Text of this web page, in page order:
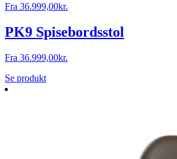
Fra 36.999,00kr.
PK9 Spisebordsstol
Fra 36.999,00kr.
Se produkt